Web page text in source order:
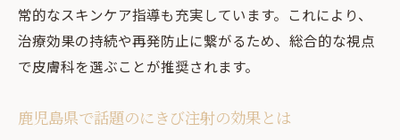
専門医がすすめるにきび改善ステップガイ
ド
にきび治療皮膚科選びで失敗しないコツ
常的なスキンケア指導も充実しています。これにより、
治療効果の持続や再発防止に繋がるため、総合的な視点
で皮膚科を選ぶことが推奨されます。
鹿児島県で話題のにきび注射の効果とは